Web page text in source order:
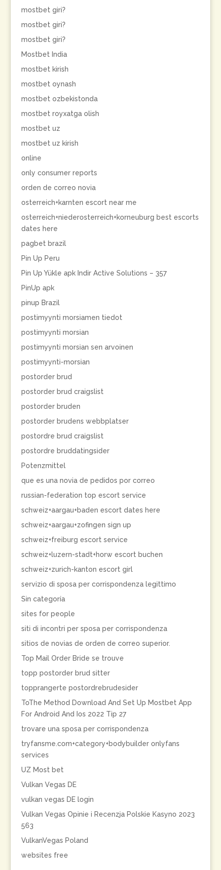
mostbet giri?
mostbet giri?
mostbet giri?
Mostbet India
mostbet kirish
mostbet oynash
mostbet ozbekistonda
mostbet royxatga olish
mostbet uz
mostbet uz kirish
online
only consumer reports
orden de correo novia
osterreich+karnten escort near me
osterreich+niederosterreich+korneuburg best escorts
dates here
pagbet brazil
Pin Up Peru
Pin Up Yükle apk Indir Active Solutions – 357
PinUp apk
pinup Brazil
postimyynti morsiamen tiedot
postimyynti morsian
postimyynti morsian sen arvoinen
postimyynti-morsian
postorder brud
postorder brud craigslist
postorder bruden
postorder brudens webbplatser
postordre brud craigslist
postordre bruddatingsider
Potenzmittel
que es una novia de pedidos por correo
russian-federation top escort service
schweiz+aargau+baden escort dates here
schweiz+aargau+zofingen sign up
schweiz+freiburg escort service
schweiz+luzern-stadt+horw escort buchen
schweiz+zurich-kanton escort girl
servizio di sposa per corrispondenza legittimo
Sin categoría
sites for people
siti di incontri per sposa per corrispondenza
sitios de novias de orden de correo superior.
Top Mail Order Bride se trouve
topp postorder brud sitter
topprangerte postordrebrudesider
ToThe Method Download And Set Up Mostbet App
For Android And Ios 2022 Tip 27
trovare una sposa per corrispondenza
tryfansme.com+category+bodybuilder onlyfans
services
UZ Most bet
Vulkan Vegas DE
vulkan vegas DE login
Vulkan Vegas Opinie i Recenzja Polskie Kasyno 2023
563
VulkanVegas Poland
websites free